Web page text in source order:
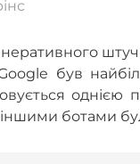
був
однією
ботами